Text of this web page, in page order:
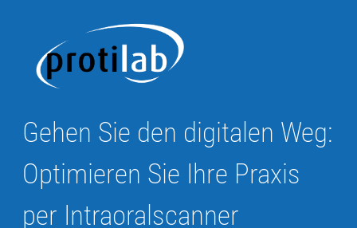
Gehen Sie den digitalen Weg:
Optimieren Sie Ihre Praxis
per Intraoralscanner